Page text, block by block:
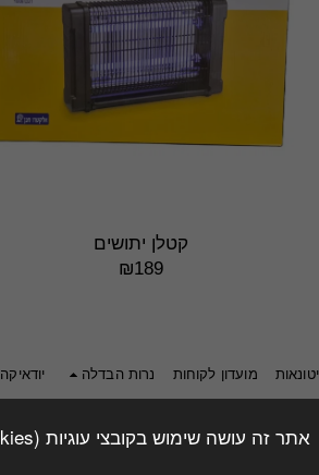
אתר זה עושה שימוש בקובצי עוגיות (Cookies) כדי להבטיח שתקבל את חוויית הגלישה הטובה ביותר. בהמשך הגלישה באתר, הנך מסכים לשימוש שלנו בעוגיות.
קטלן יתושים
₪189
מועדון לקוחות נרות הבדלה יודאיקה